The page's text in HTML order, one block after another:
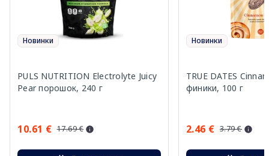
Новинки
PULS NUTRITION Electrolyte Juicy
Pear порошок, 240 г
10.61 € 17.69 €
Новинки
TRUE DATES
финики, 100 г
2.46 € 3.79 €